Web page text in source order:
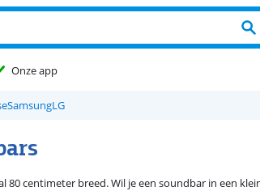
Onze app
SamsungLG
80 centimeter breed. Wil je een soundbar in een